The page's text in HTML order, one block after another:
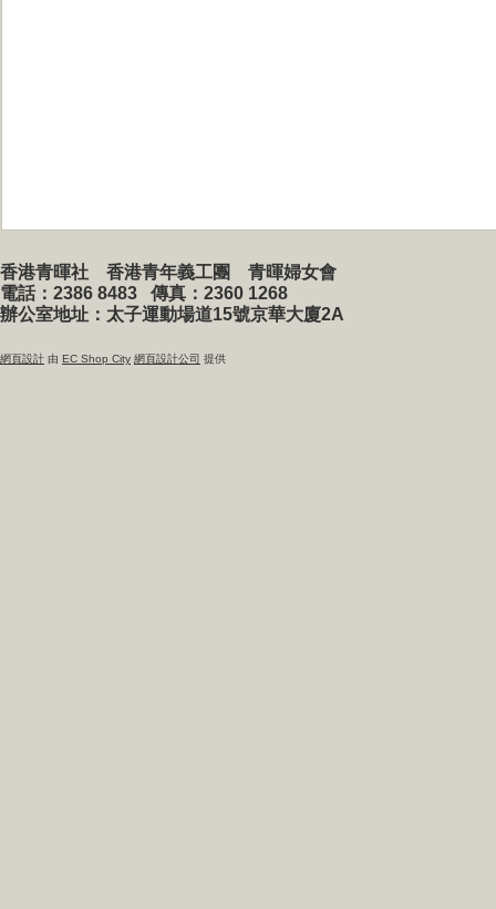
香港青暉社 香港青年義工團 青暉婦女會
電話：2386 8483 傳真：2360 1268
辦公室地址：太子運動場道15號京華大廈2A
網頁設計 由 EC Shop City 網頁設計公司 提供